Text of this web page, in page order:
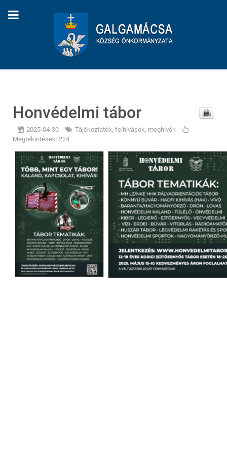
Honvédelmi tábor
2025-04-30
Tájékoztatók, felhívások, meghívók
Megtekintések: 224